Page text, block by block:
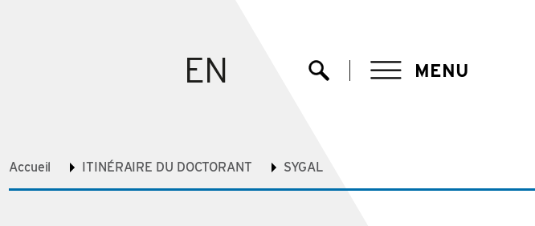
EN MENU
Accueil ITINÉRAIRE DU DOCTORANT SYGAL